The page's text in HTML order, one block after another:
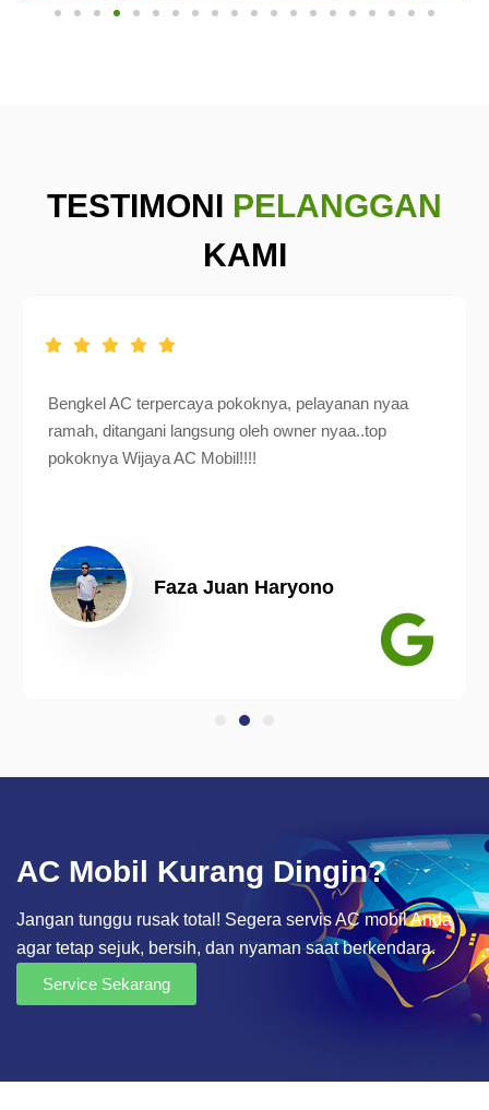
TESTIMONI PELANGGAN
KAMI
Bengkel AC terpercaya pokoknya, pelayanan nyaa
ramah, ditangani langsung oleh owner nyaa..top
pokoknya Wijaya AC Mobil!!!!
Faza Juan Haryono
AC Mobil Kurang Dingin?
Jangan tunggu rusak total! Segera servis AC mobil Anda
agar tetap sejuk, bersih, dan nyaman saat berkendara.
Service Sekarang